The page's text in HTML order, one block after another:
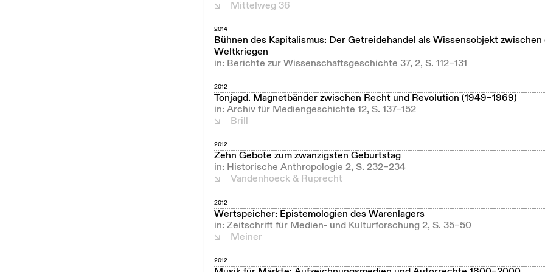
Mittelweg 36
2014
Bühnen des Kapitalismus: Der Getreidehandel als Wissensobjekt zwischen
Weltkriegen
in: Berichte zur Wissenschaftsgeschichte 37, 2, S. 112–131
2012
Tonjagd. Magnetbänder zwischen Recht und Revolution (1949–1969)
in: Archiv für Mediengeschichte 12, S. 137–152
Brill
2012
Zehn Gebote zum zwanzigsten Geburtstag
in: Historische Anthropologie 2, S. 232–234
Vandenhoeck & Ruprecht
2012
Wertspeicher: Epistemologien des Warenlagers
in: Zeitschrift für Medien- und Kulturforschung 2, S. 35–50
Meiner
2012